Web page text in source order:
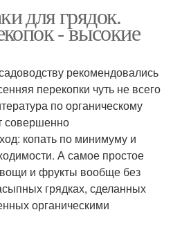
для грядок.
- высокие
рекомендовались
перекопки чуть не всего
по органическому
совершенно
копать по минимуму и
А самое простое
и фрукты вообще без
грядках, сделанных
органическими